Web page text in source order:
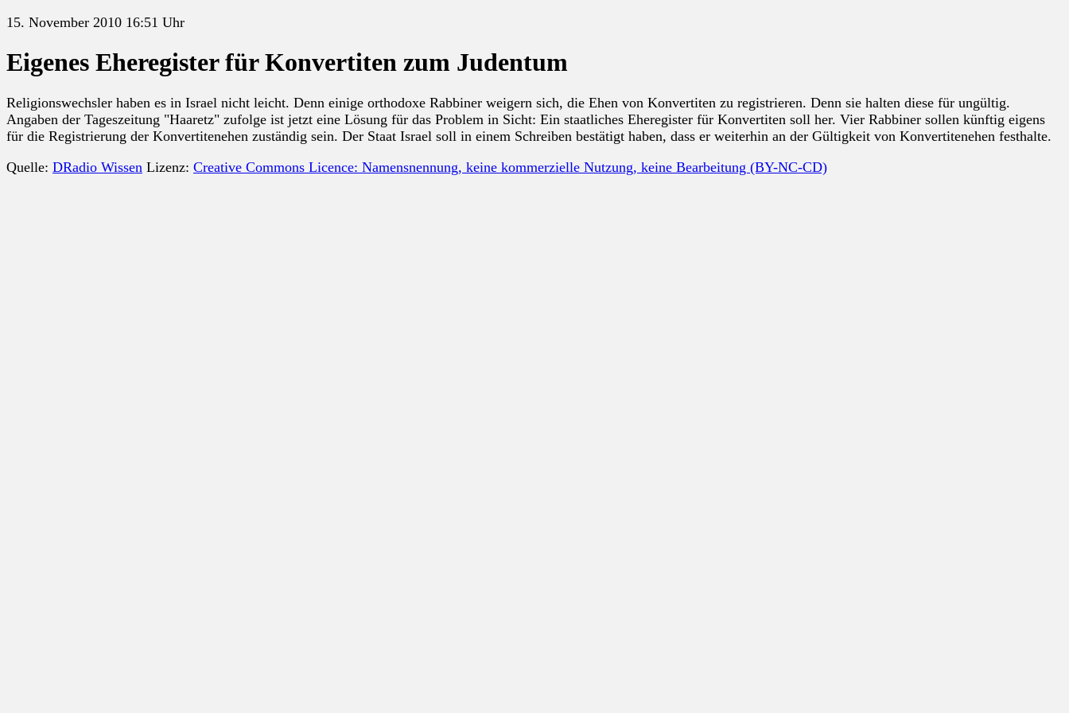
15. November 2010 16:51 Uhr
Eigenes Eheregister für Konvertiten zum Judentum
Religionswechsler haben es in Israel nicht leicht. Denn einige orthodoxe Rabbiner weigern sich, die Ehen von Konvertiten zu registrieren. Denn sie halten diese für ungültig.
Angaben der Tageszeitung "Haaretz" zufolge ist jetzt eine Lösung für das Problem in Sicht: Ein staatliches Eheregister für Konvertiten soll her. Vier Rabbiner sollen künftig eigens
für die Registrierung der Konvertitenehen zuständig sein. Der Staat Israel soll in einem Schreiben bestätigt haben, dass er weiterhin an der Gültigkeit von Konvertitenehen festhalte.
Quelle: DRadio Wissen Lizenz: Creative Commons Licence: Namensnennung, keine kommerzielle Nutzung, keine Bearbeitung (BY-NC-CD)